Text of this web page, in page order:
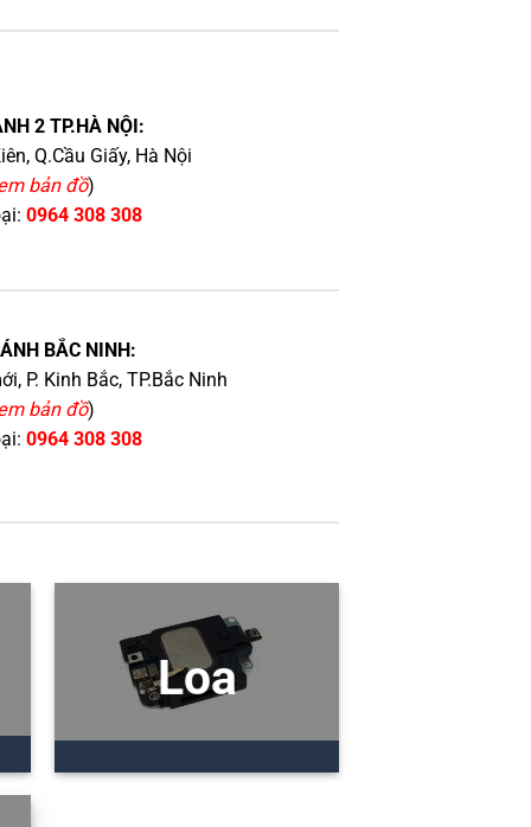
2 TP.HÀ NỘI:
Q.Cầu Giấy, Hà Nội
bản đồ)
0964 308 308
BẮC NINH:
P. Kinh Bắc, TP.Bắc Ninh
bản đồ)
0964 308 308
Loa